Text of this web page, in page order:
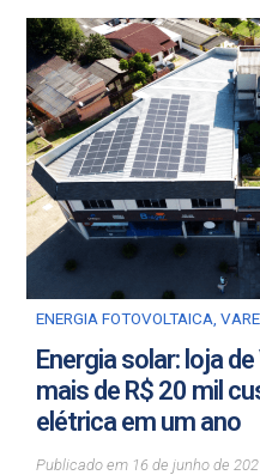
ENERGIA FOTOVOLTAICA ,
Energia solar: loja
mais de R$ 20 mil
elétrica em um ano
Publicado em 16 dejunho de